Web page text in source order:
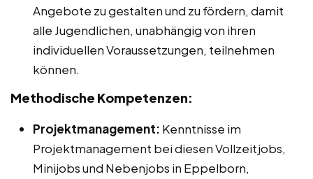
Angebote zu gestalten und zu fördern, damit
alle Jugendlichen, unabhängig von ihren
individuellen Voraussetzungen, teilnehmen
können.
Methodische Kompetenzen:
Projektmanagement: Kenntnisse im
Projektmanagement bei diesen Vollzeitjobs,
Minijobs und Nebenjobs in Eppelborn,